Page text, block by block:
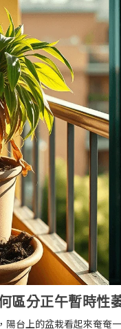
區分正午暫時性
陽台上的盆栽看起來奄奄